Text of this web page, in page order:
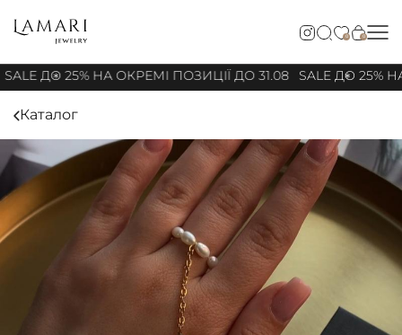
0 0
ДО 25% НА ОКРЕМІ ПОЗИЦІЇ ДО 31.08 SALE ДО 25%
Каталог